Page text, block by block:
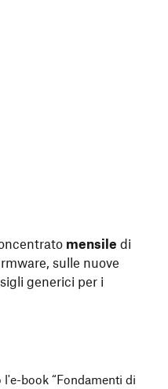
mensile di
sulle nuove
generici per i
book “Fondamenti di